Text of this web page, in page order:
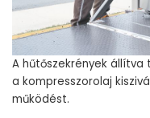
A hűtőszekrények
a kompresszorolaj
működést.